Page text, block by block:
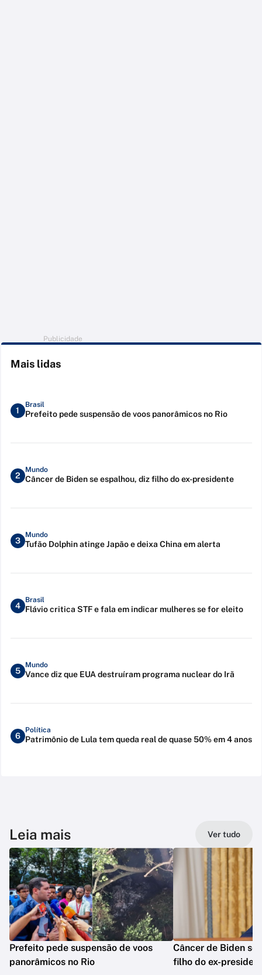
Publicidade
Mais lidas
1
Brasil
Prefeito pede suspensão de voos panorâmicos no Rio
2
Mundo
Câncer de Biden se espalhou, diz filho do ex-presidente
3
Mundo
Tufão Dolphin atinge Japão e deixa China em alerta
4
Brasil
Flávio critica STF e fala em indicar mulheres se for eleito
5
Mundo
Vance diz que EUA destruíram programa nuclear do Irã
6
Política
Patrimônio de Lula tem queda real de quase 50% em 4 anos
Leia mais Ver tudo
Prefeito pede suspensão de voos
panorâmicos no Rio
Câncer de Biden se
filho do ex-